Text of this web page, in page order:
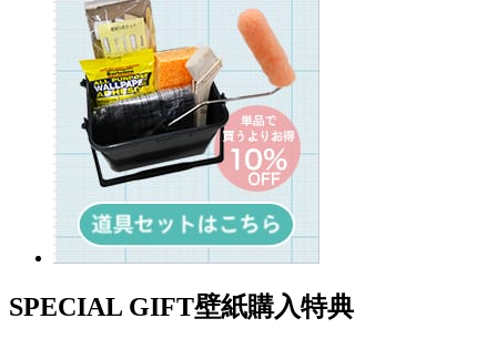
SPECIAL GIFT壁紙購入特典